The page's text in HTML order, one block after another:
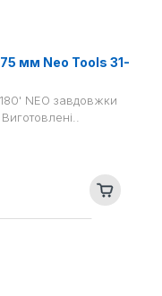
мм Neo Tools 31-
NEO завдовжки